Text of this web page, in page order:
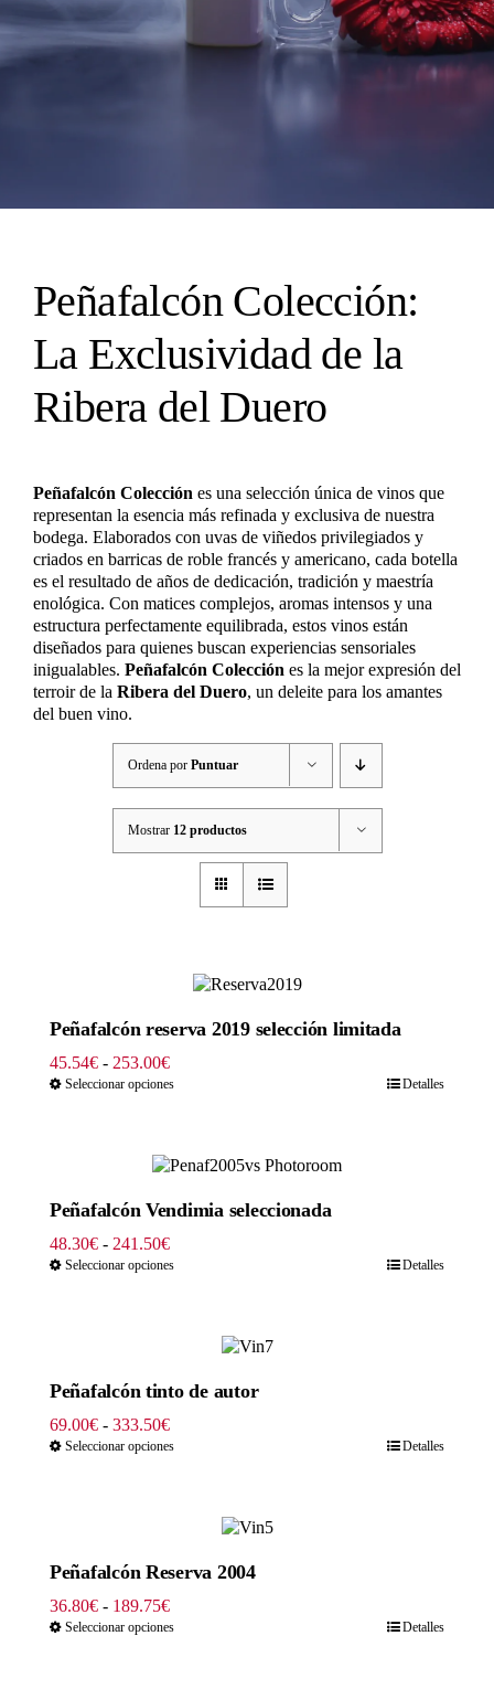
Peñafalcón Colección:
La Exclusividad de la
Ribera del Duero
Peñafalcón Colección es una selección única de vinos que
representan la esencia más refinada y exclusiva de nuestra
bodega. Elaborados con uvas de viñedos privilegiados y
criados en barricas de roble francés y americano, cada botella
es el resultado de años de dedicación, tradición y maestría
enológica. Con matices complejos, aromas intensos y una
estructura perfectamente equilibrada, estos vinos están
diseñados para quienes buscan experiencias sensoriales
inigualables. Peñafalcón Colección es la mejor expresión del
terroir de la Ribera del Duero, un deleite para los amantes
del buen vino.
Ordena por Puntuar
Mostrar 12 productos
Peñafalcón reserva 2019 selección limitada
45.54€ - 253.00€Rango
de
hasta
Seleccionar opciones Detalles
Peñafalcón Vendimia seleccionada
48.30€ - 241.50€Rango
de
Seleccionar opciones Detalles
Peñafalcón tinto de autor
69.00€ - 333.50€Rango
de
Seleccionar opciones Detalles
Peñafalcón Reserva 2004
36.80€ - 189.75€Rango
de
Seleccionar opciones Detalles